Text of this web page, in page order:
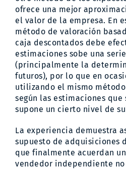
ofrece una mejor
el valor de la empresa. En
método de valoración
caja descontados debe
estimaciones sobe una
(principalmente la
futuros), por lo que en
utilizando el mismo
según las estimaciones que
supone un cierto nivel de
La experiencia demuestra
supuesto de adquisiciones
que finalmente acuerdan
vendedor independiente